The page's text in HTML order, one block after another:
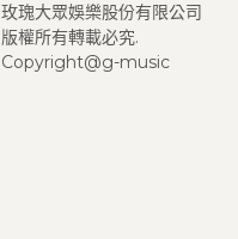
玫瑰大眾娛樂股份有限公司
版權所有轉載必究.
Copyright@g-music